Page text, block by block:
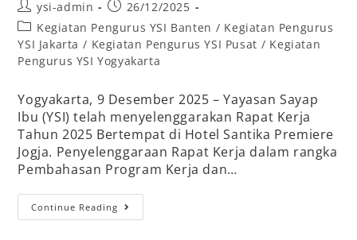
ysi-admin
26/12/2025
Kegiatan Pengurus YSI Banten / Kegiatan Pengurus
YSI Jakarta / Kegiatan Pengurus YSI Pusat / Kegiatan
Pengurus YSI Yogyakarta
Yogyakarta, 9 Desember 2025 – Yayasan Sayap
Ibu (YSI) telah menyelenggarakan Rapat Kerja
Tahun 2025 Bertempat di Hotel Santika Premiere
Jogja. Penyelenggaraan Rapat Kerja dalam rangka
Pembahasan Program Kerja dan…
Continue Reading